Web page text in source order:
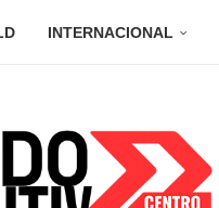
INTERNACIONAL